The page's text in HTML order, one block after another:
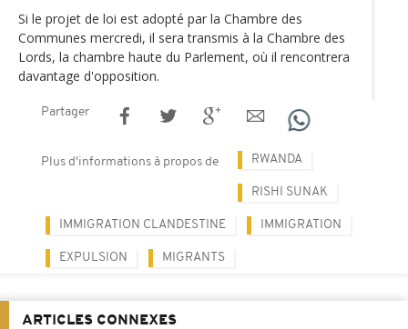
Si le projet de loi est adopté par la Chambre des
Communes mercredi, il sera transmis à la Chambre des
Lords, la chambre haute du Parlement, où il rencontrera
davantage d'opposition.
Partager
Plus d'informations à propos de RWANDA
RISHI SUNAK
IMMIGRATION CLANDESTINE IMMIGRATION
EXPULSION MIGRANTS
ARTICLES CONNEXES